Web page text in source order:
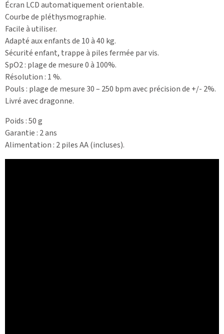
Écran LCD automatiquement orientable.
Courbe de pléthysmographie.
Facile à utiliser.
Adapté aux enfants de 10 à 40 kg.
Sécurité enfant, trappe à piles fermée par vis.
SpO2 : plage de mesure 0 à 100%.
Résolution : 1 %.
Pouls : plage de mesure 30 – 250 bpm avec précision de +/- 2%.
Livré avec dragonne.
Poids : 50 g
Garantie : 2 ans
Alimentation : 2 piles AA (incluses).